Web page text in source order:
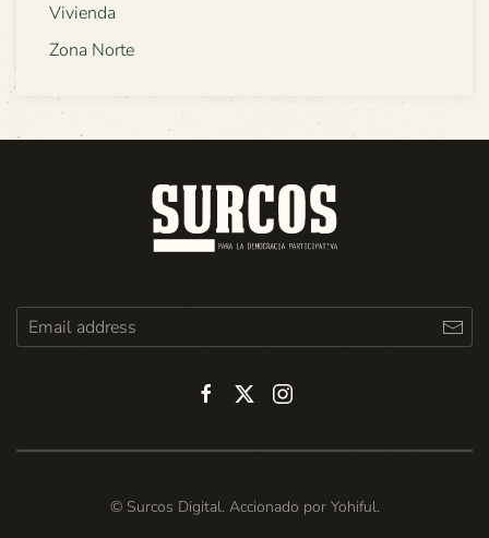
Vivienda
Zona Norte
© Surcos Digital. Accionado por Yohiful.